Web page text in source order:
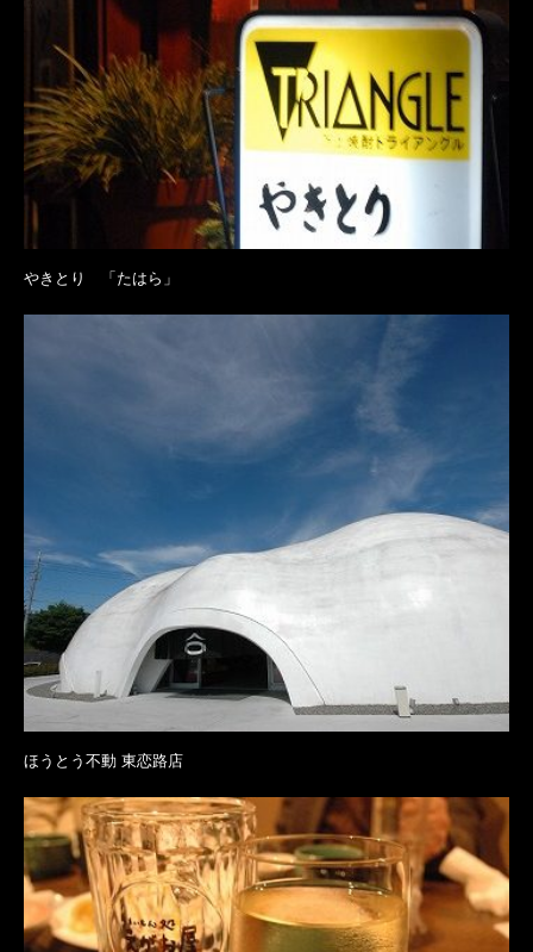
やきとり 「たはら」
ほうとう不動 東恋路店